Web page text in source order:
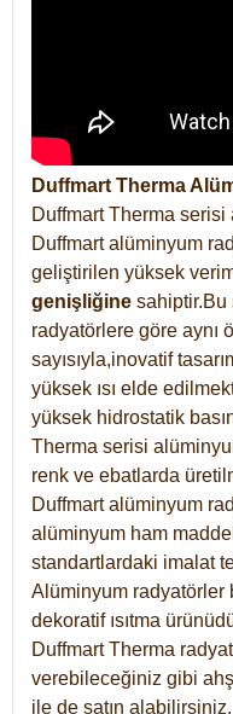
Duffmart Therma
Duffmart Therma
Duffmart alüminyum
geliştirilen yüksek
genişliğine sahiptir.Bu
radyatörlere göre aynı
sayısıyla,inovatif
yüksek ısı elde
yüksek hidrostatik
Therma serisi
renk ve ebatlarda
Duffmart alüminyum
alüminyum ham
standartlardaki imalat
Alüminyum radyatörler
dekoratif ısıtma
Duffmart Therma
verebileceğiniz gibi
ile de satın alabilirsiniz.